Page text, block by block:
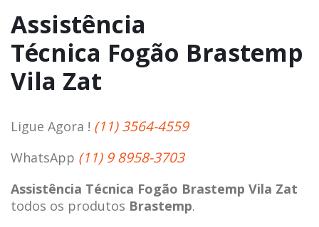
Assistência
Técnica Fogão Brastemp
Vila Zat
Ligue Agora ! (11) 3564-4559
WhatsApp (11) 9 8958-3703
Assistência Técnica Fogão Brastemp Vila Zat
todos os produtos Brastemp.